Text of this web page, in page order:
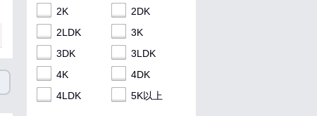
2K
2DK
2LDK
3K
3DK
3LDK
4K
4DK
4LDK
5K以上